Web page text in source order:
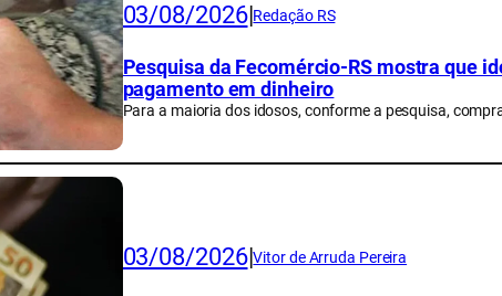
03/08/2026|Redação RS
Pesquisa da Fecomércio-RS mostra que
pagamento em dinheiro
Para a maioria dos idosos, conforme a pesquisa,
03/08/2026|Vitor de Arruda Pereira